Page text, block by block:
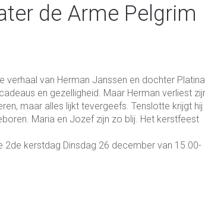
de Arme Pelgrim
verhaal van Herman Janssen en dochter Platina.
en gezelligheid. Maar Herman verliest
maar alles lijkt tevergeefs. Tenslotte krijgt hij
Maria en Jozef zijn zo blij. Het kerstfeest
kerstdag Dinsdag 26 december van 15.00-